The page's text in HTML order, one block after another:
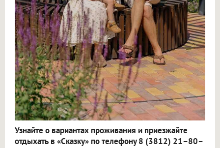
Узнайте о вариантах проживания и приезжайте
отдыхать в «Сказку» по телефону 8 (3812) 21–80–